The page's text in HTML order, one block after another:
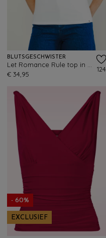
BLUTSGESCHWISTER
€ 34,95
124
- 60%
EXCLUSIEF